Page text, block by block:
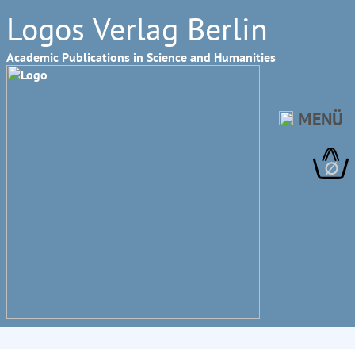
Logos Verlag Berlin
Academic Publications in Science and Humanities
∅
MENÜ